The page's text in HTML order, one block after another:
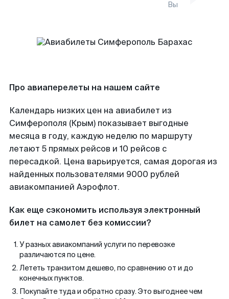
Вы
Про авиаперелеты на нашем сайте
Календарь низких цен на авиабилет из
Симферополя (Крым) показывает выгодные
месяца в году, каждую неделю по маршруту
летают 5 прямых рейсов и 10 рейсов с
пересадкой. Цена варьируется, самая дорогая из
найденных пользователями 9000 рублей
авиакомпанией Аэрофлот.
Как еще сэкономить используя электронный
билет на самолет без комиссии?
У разных авиакомпаний услуги по перевозке
различаются по цене.
Лететь транзитом дешево, по сравнению от и до
конечных пунктов.
Покупайте туда и обратно сразу. Это выгоднее чем